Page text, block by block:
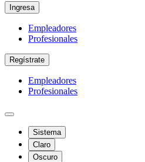
Ingresa
Empleadores
Profesionales
Regístrate
Empleadores
Profesionales
Sistema
Claro
Oscuro